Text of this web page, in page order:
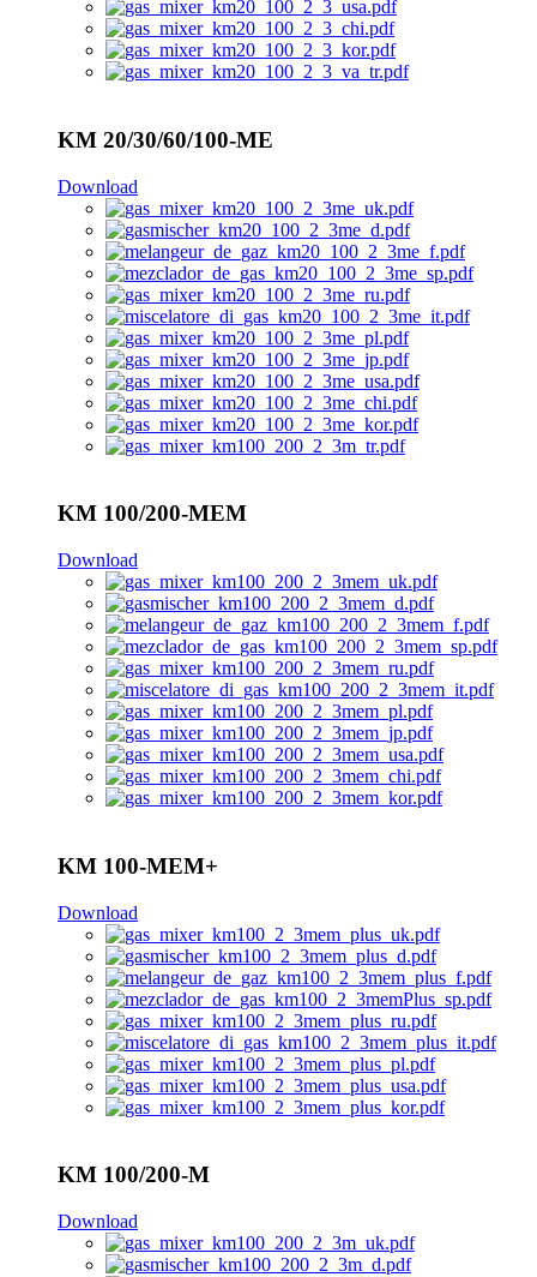
KM 20/30/60/100-ME
Download
KM 100/200-MEM
Download
KM 100-MEM+
Download
KM 100/200-M
Download